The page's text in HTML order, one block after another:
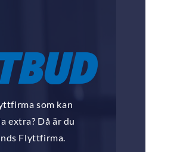
som kan
extra? Då är du
Flyttfirma.